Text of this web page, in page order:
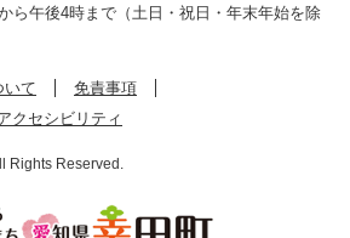
ら午後4時まで（土日・祝日・年末年始を除
いて
免責事項
クセシビリティ
Rights Reserved.